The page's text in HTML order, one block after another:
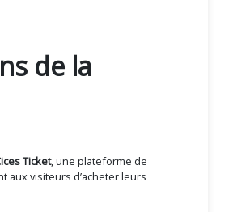
de la
Ticket, une plateforme de
aux visiteurs d’acheter leurs